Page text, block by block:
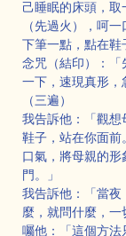
己睡眠的床頭，
（先過火），呵
下筆一點，點在鞋
念咒（結印）：
一下，速現真形，
（三遍）
我告訴他：「觀
鞋子，站在你面
口氣，將母親的
門。」
我告訴他：「當
麼，就問什麼，
囑他：「這個方法